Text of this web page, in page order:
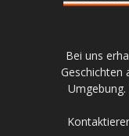
Bei uns
Geschichten